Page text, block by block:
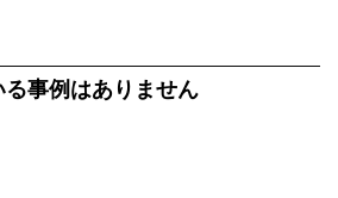
事例はありません